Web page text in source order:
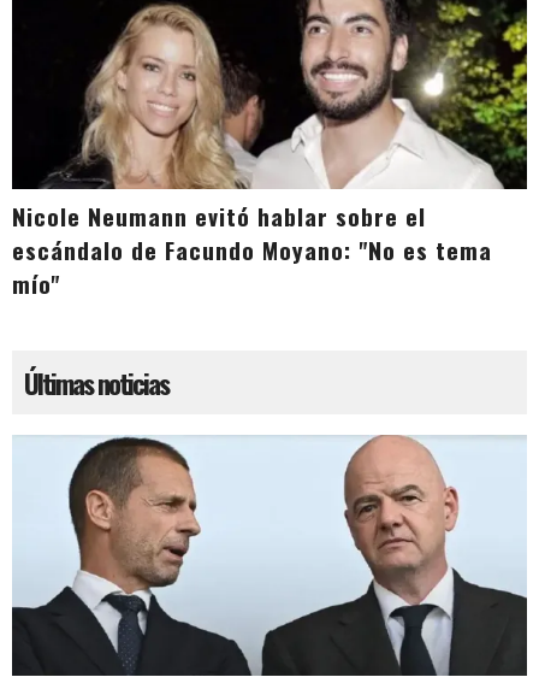
Nicole Neumann evitó hablar sobre el
escándalo de Facundo Moyano: "No es tema
mío"
Últimas noticias